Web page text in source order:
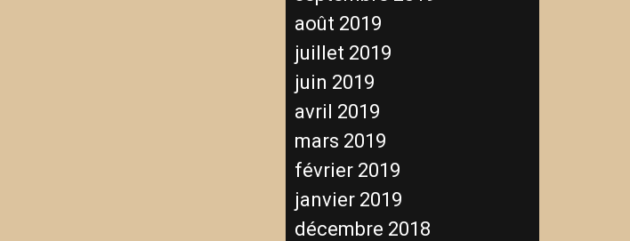
août 2019
juillet 2019
juin 2019
avril 2019
mars 2019
février 2019
janvier 2019
décembre 2018